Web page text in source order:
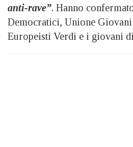
anti-rave”. Hanno
Democratici, Unione
Europeisti Verdi e i giovani